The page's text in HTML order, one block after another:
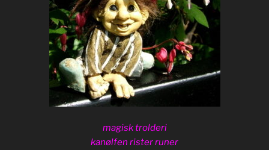
magisk trolderi
kanølfen rister runer